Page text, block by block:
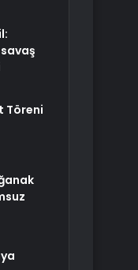
savaş
Töreni